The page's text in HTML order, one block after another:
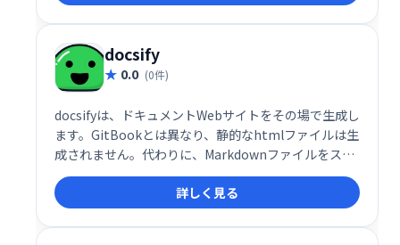
docsify
0.0 (0件)
docsifyは、ドキュメントWebサイトをその場で生成し
ます。GitBookとは異なり、静的なhtmlファイルは生
成されません。代わりに、Markdownファイルをスマ
ートにロードして解析し、Webサイトとして表示しま
す。index.htmlを作成して開始し、GitHubページに
デプロイするだけです。
詳しく見る